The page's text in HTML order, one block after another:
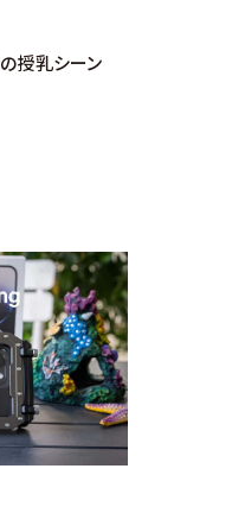
授乳シーン